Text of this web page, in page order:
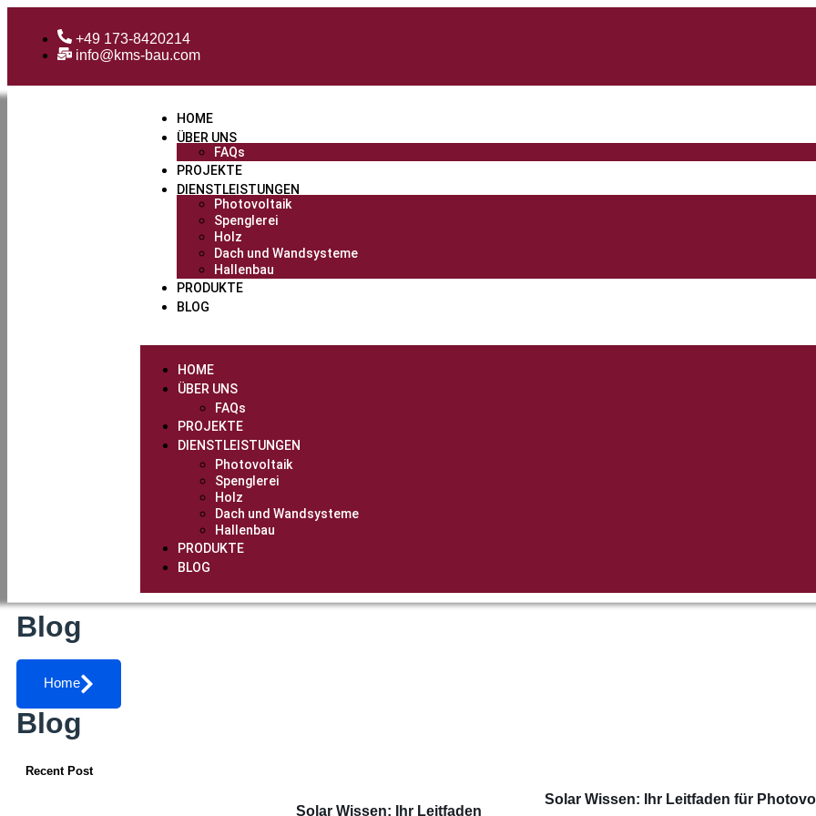
+49 173-8420214
info@kms-bau.com
HOME
ÜBER UNS
FAQs
PROJEKTE
DIENSTLEISTUNGEN
Photovoltaik
Spenglerei
Holz
Dach und Wandsysteme
Hallenbau
PRODUKTE
BLOG
HOME
ÜBER UNS
FAQs
PROJEKTE
DIENSTLEISTUNGEN
Photovoltaik
Spenglerei
Holz
Dach und Wandsysteme
Hallenbau
PRODUKTE
BLOG
Blog
Home
Blog
Recent Post
Solar Wissen: Ihr Leitfaden
Solar Wissen: Ihr Leitfaden für